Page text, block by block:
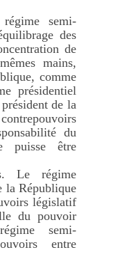
semi-
des
de
mains,
comme
présidentiel
de la
du
puisse être
Le régime
la République
législatif
du pouvoir
semi-
entre